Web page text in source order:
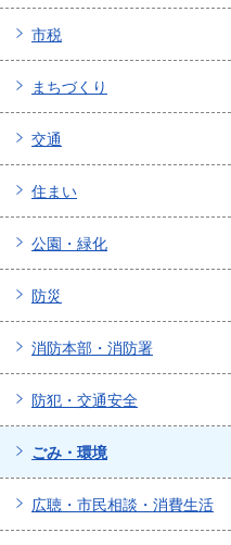
市税
まちづくり
交通
住まい
公園・緑化
防災
消防本部・消防署
防犯・交通安全
ごみ・環境
広聴・市民相談・消費生活